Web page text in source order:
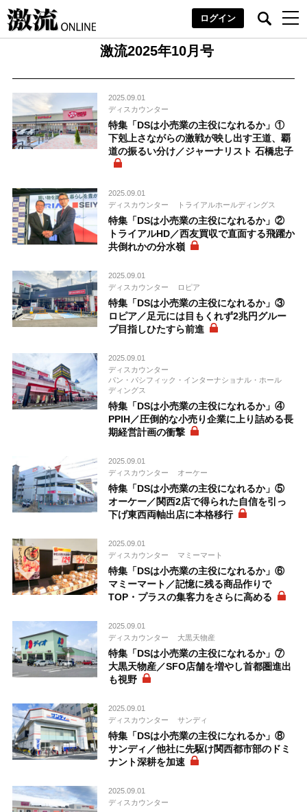
ログイン
激流2025年10月号
2025.09.01
ディスカウンター
特集「DSは小売業の主役になれるか」①
下剋上さながらの激戦が映し出す王道、覇
道の振るい分け／ジャーナリスト 石橋忠子
2025.09.01
ディスカウンター
トライアルホールディングス
特集「DSは小売業の主役になれるか」②
トライアルHD／西友買収で直面する飛躍か
共倒れかの分水嶺
2025.09.01
ディスカウンター
ロピア
特集「DSは小売業の主役になれるか」③
ロピア／足元には目もくれず2兆円グルー
プ目指しひたすら前進
2025.09.01
ディスカウンター
パン・パシフィック・インターナショナル・ホール
ディングス
特集「DSは小売業の主役になれるか」④
PPIH／圧倒的な小売り企業に上り詰める長
期経営計画の衝撃
2025.09.01
ディスカウンター
オーケー
特集「DSは小売業の主役になれるか」⑤
オーケー／関西2店で得られた自信を引っ
下げ東西両軸出店に本格移行
2025.09.01
ディスカウンター
マミーマート
特集「DSは小売業の主役になれるか」⑥
マミーマート／記憶に残る商品作りで
TOP・プラスの集客力をさらに高める
2025.09.01
ディスカウンター
大黒天物産
特集「DSは小売業の主役になれるか」⑦
大黒天物産／SFO店舗を増やし首都圏進出
も視野
2025.09.01
ディスカウンター
サンディ
特集「DSは小売業の主役になれるか」⑧
サンディ／他社に先駆け関西都市部のドミ
ナント深耕を加速
2025.09.01
ディスカウンター